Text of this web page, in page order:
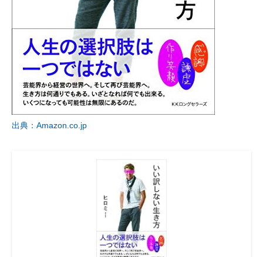
出典：Amazon.co.jp